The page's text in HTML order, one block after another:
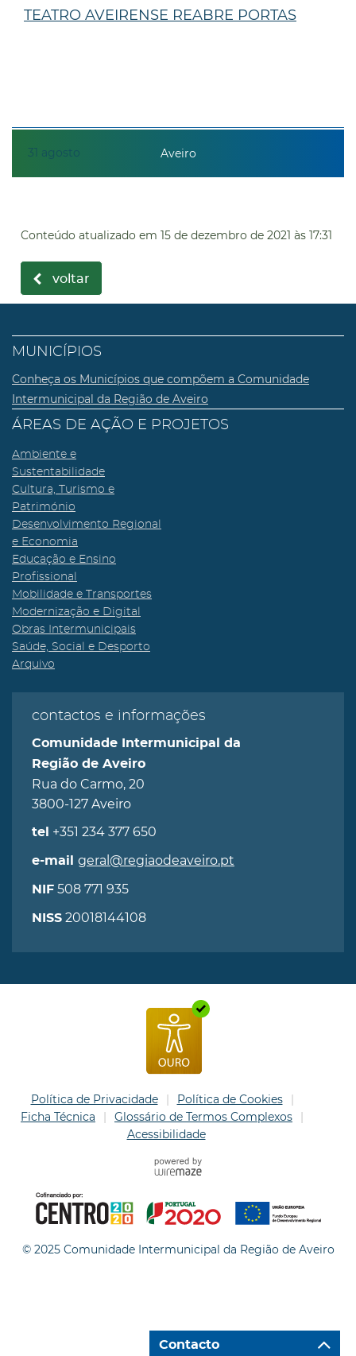
31 agosto
TEATRO AVEIRENSE REABRE PORTAS
Aveiro
Conteúdo atualizado em 15 de dezembro de 2021 às 17:31
voltar
MUNICÍPIOS
Conheça os Municípios que compõem a Comunidade
Intermunicipal da Região de Aveiro
ÁREAS DE AÇÃO E PROJETOS
Ambiente e
Sustentabilidade
Cultura, Turismo e
Património
Desenvolvimento Regional
e Economia
Educação e Ensino
Profissional
Mobilidade e Transportes
Modernização e Digital
Obras Intermunicipais
Saúde, Social e Desporto
Arquivo
contactos e informações
Comunidade Intermunicipal da
Região de Aveiro
Rua do Carmo, 20
3800-127 Aveiro
tel +351 234 377 650
e-mail geral@regiaodeaveiro.pt
NIF 508 771 935
NISS 20018144108
Política de Privacidade
Política de Cookies
Ficha Técnica
Glossário de Termos Complexos
Acessibilidade
© 2025 Comunidade Intermunicipal da Região de Aveiro
Contacto